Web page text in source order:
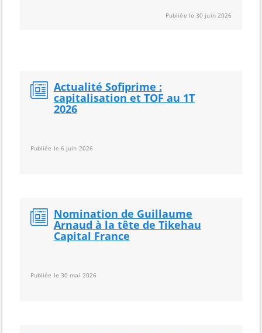
Publiée le 30 juin 2026
Actualité Sofiprime :
capitalisation et TOF au 1T
2026
Publiée le 6 juin 2026
Nomination de Guillaume
Arnaud à la tête de Tikehau
Capital France
Publiée le 30 mai 2026